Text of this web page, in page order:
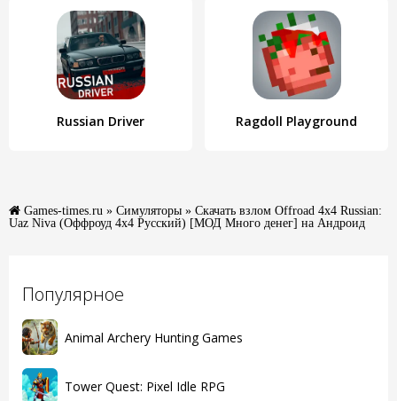
Популярное
Animal Archery Hunting Games
Tower Quest: Pixel Idle RPG
Russian Driver Ragdoll Playground
Games-times.ru » Симуляторы » Скачать взлом Offroad 4x4 Russian:
Uaz Niva (Оффроуд 4x4 Русский) [МОД Много денег] на Андроид